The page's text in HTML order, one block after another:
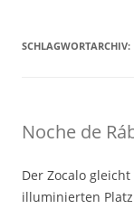
SCHLAGWORTARCHIV:
Noche de
Der Zocalo
illuminierten